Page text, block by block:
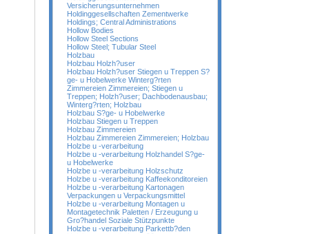
Versicherungsunternehmen
Holdinggesellschaften Zementwerke
Holdings; Central Administrations
Hollow Bodies
Hollow Steel Sections
Hollow Steel; Tubular Steel
Holzbau
Holzbau Holzh?user
Holzbau Holzh?user Stiegen u Treppen S?
ge- u Hobelwerke Winterg?rten
Zimmereien Zimmereien; Stiegen u
Treppen; Holzh?user; Dachbodenausbau;
Winterg?rten; Holzbau
Holzbau S?ge- u Hobelwerke
Holzbau Stiegen u Treppen
Holzbau Zimmereien
Holzbau Zimmereien Zimmereien; Holzbau
Holzbe u -verarbeitung
Holzbe u -verarbeitung Holzhandel S?ge-
u Hobelwerke
Holzbe u -verarbeitung Holzschutz
Holzbe u -verarbeitung Kaffeekonditoreien
Holzbe u -verarbeitung Kartonagen
Verpackungen u Verpackungsmittel
Holzbe u -verarbeitung Montagen u
Montagetechnik Paletten / Erzeugung u
Gro?handel Soziale Stützpunkte
Holzbe u -verarbeitung Parkettb?den